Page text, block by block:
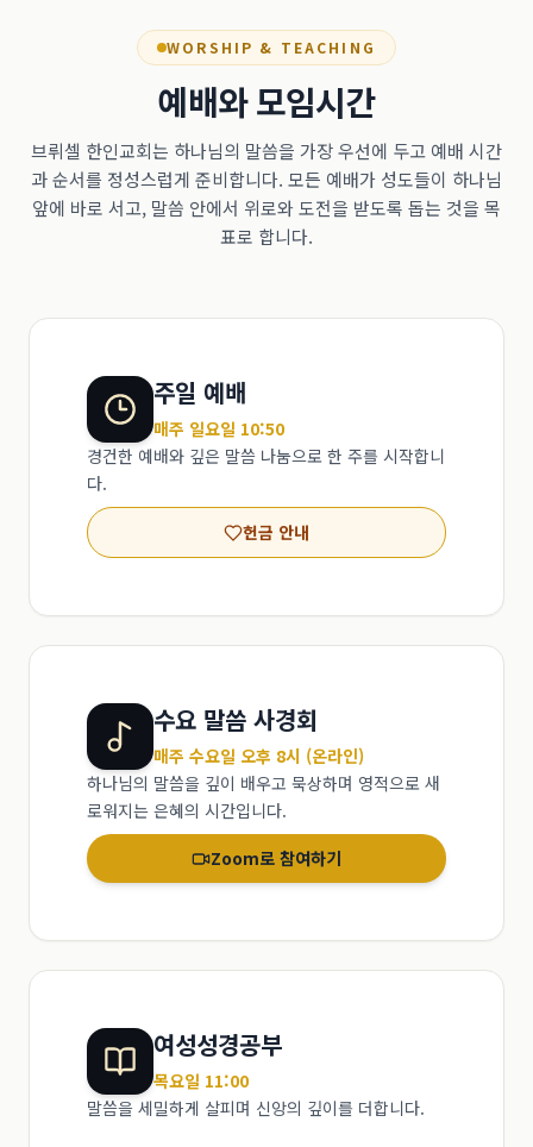
WORSHIP & TEACHING
예배와 모임시간
브뤼셀 한인교회는 하나님의 말씀을 가장 우선에 두고 예배 시간
과 순서를 정성스럽게 준비합니다. 모든 예배가 성도들이 하나님
앞에 바로 서고, 말씀 안에서 위로와 도전을 받도록 돕는 것을 목
표로 합니다.
주일 예배
매주 일요일 10:50
경건한 예배와 깊은 말씀 나눔으로 한 주를 시작합니
다.
헌금 안내
수요 말씀 사경회
매주 수요일 오후 8시 (온라인)
하나님의 말씀을 깊이 배우고 묵상하며 영적으로 새
로워지는 은혜의 시간입니다.
Zoom로 참여하기
여성성경공부
목요일 11:00
말씀을 세밀하게 살피며 신앙의 깊이를 더합니다.